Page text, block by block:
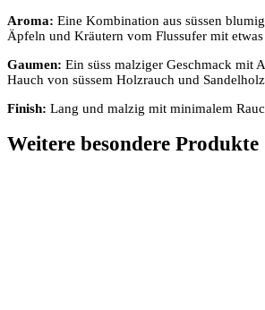
Aroma: Eine Kombination aus süssen
Äpfeln und Kräutern vom Flussufer mit
Gaumen: Ein süss malziger Geschmack mit
Hauch von süssem Holzrauch und
Finish: Lang und malzig mit minimalem
Weitere besondere Produkte